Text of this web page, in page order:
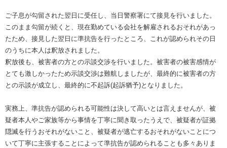
ご子息が勾留された翌日に受任し、当日警察署にて接見を行いました。
このまま勾留が続くと、現在勤めている会社を解雇されるおそれがあっ
たため、接見した翌日に準抗告を行ったところ、これが認められその日
のうちに本人は釈放されました。
釈放後も、被害者の方との示談交渉を行いました。被害者の被害感情が
とても激しかったため示談交渉は難航しましたが、最終的に被害者の方
との示談が成立し、最終的に不起訴(起訴猶予)となりました。
実務上、準抗告が認められる可能性は決して高いとは言えませんが、被
疑者本人やご家族等から事情を丁寧に聞き取ったうえで、被疑者が証拠
隠滅を行うおそれがないこと、被疑者が逃亡するおそれがないことにつ
いて丁寧に主張することによって準抗告が認められることも多々ありま